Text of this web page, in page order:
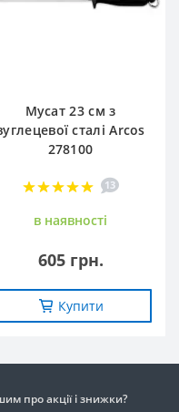
Мусат 23 см з
сталі Arcos
278100
13
в наявностi
605 грн.
Купити
про акції і знижки?